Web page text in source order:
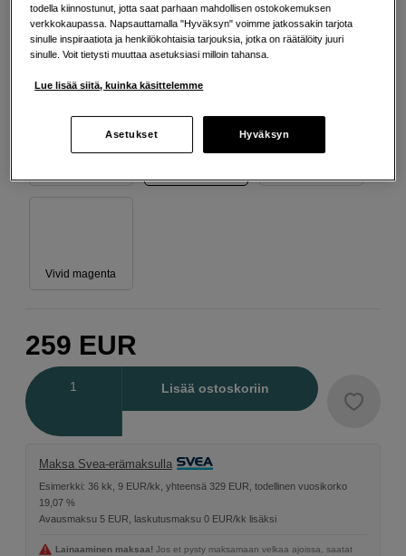
Syaani Vaalea syyani
Vivid magenta
259 EUR
Lisää ostoskoriin
Maksa Svea-erämaksulla
Esimerkki: 36 kk, 9 EUR/kk, yhteensä 329 EUR, todellinen vuosikorko
19,07 %
Avausmaksu 5 EUR, laskutusmaksu 0 EUR/kk lisäksi
Lainaaminen maksaa! Jos et pysty maksamaan velkaa ajoissa, saatat
todella kiinnostunut, jotta saat parhaan mahdollisen ostokokemuksen
verkkokaupassa. Napsauttamalla "Hyväksyn" voimme jatkossakin tarjota
sinulle inspiraatiota ja henkilökohtaisia tarjouksia, jotka on räätälöity juuri
sinulle. Voit tietysti muuttaa asetuksiasi milloin tahansa.
Lue lisää siitä, kuinka käsittelemme
Asetukset Hyväksyn